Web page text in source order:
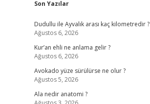
Son Yazılar
Dudullu ile Ayvalık arası kaç kilometredir ?
Ağustos 6, 2026
Kur’an ehli ne anlama gelir ?
Ağustos 6, 2026
Avokado yüze sürülürse ne olur ?
Ağustos 5, 2026
Ala nedir anatomi ?